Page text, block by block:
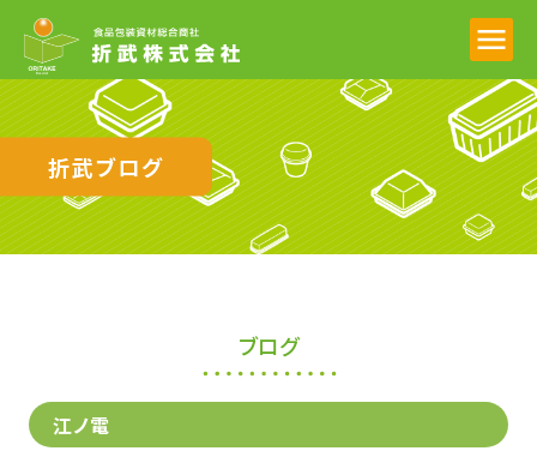
折武ブログ
ブログ
江ノ電